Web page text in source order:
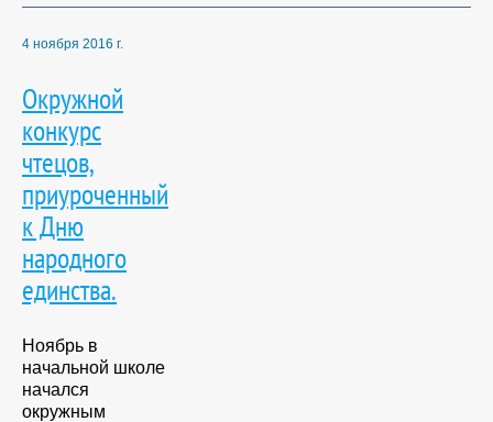
4 ноября 2016 г.
Окружной
конкурс
чтецов,
приуроченный
к Дню
народного
единства.
Ноябрь в
начальной школе
начался
окружным